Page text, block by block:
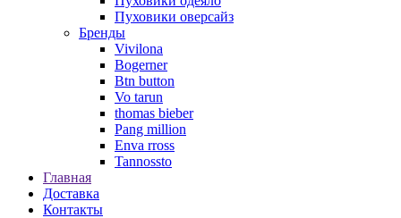
Пуховики оверсайз
Бренды
Vivilona
Bogerner
Btn button
Vo tarun
thomas bieber
Pang million
Enva rross
Tannossto
Главная
Доставка
Контакты